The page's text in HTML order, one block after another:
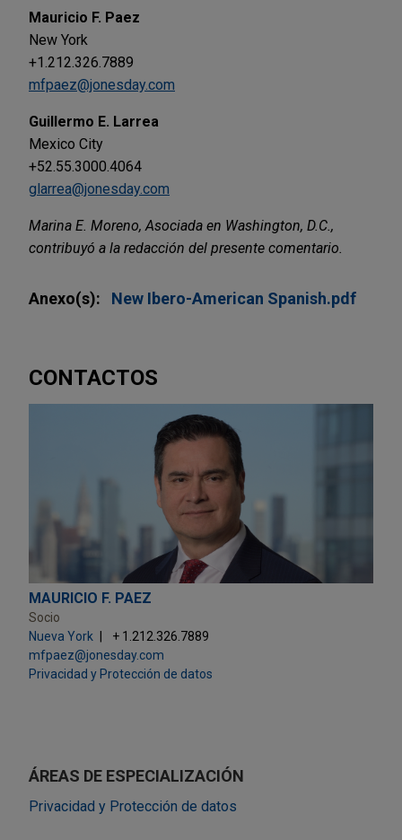
Mauricio F. Paez
New York
+1.212.326.7889
mfpaez@jonesday.com
Guillermo E. Larrea
Mexico City
+52.55.3000.4064
glarrea@jonesday.com
Marina E. Moreno, Asociada en Washington, D.C.,
contribuyó a la redacción del presente comentario.
Anexo(s): New Ibero-American Spanish.pdf
CONTACTOS
MAURICIO F. PAEZ
Socio
Nueva York
+ 1.212.326.7889
mfpaez@jonesday.com
Privacidad y Protección de datos
ÁREAS DE ESPECIALIZACIÓN
Privacidad y Protección de datos